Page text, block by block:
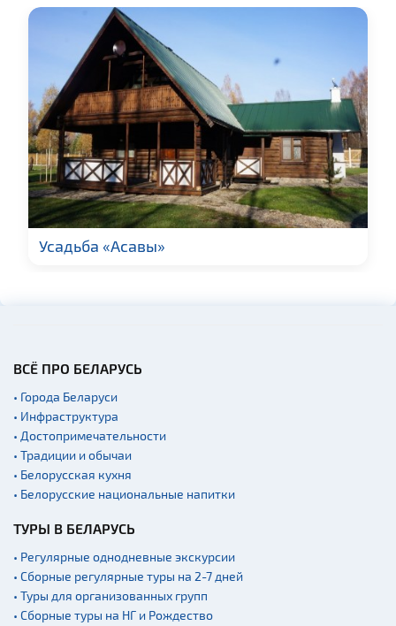
Усадьба «Асавы»
ВСЁ ПРО БЕЛАРУСЬ
• Города Беларуси
• Инфраструктура
• Достопримечательности
• Традиции и обычаи
• Белорусская кухня
• Белорусские национальные напитки
ТУРЫ В БЕЛАРУСЬ
• Регулярные однодневные экскурсии
• Сборные регулярные туры на 2-7 дней
• Туры для организованных групп
• Сборные туры на НГ и Рождество